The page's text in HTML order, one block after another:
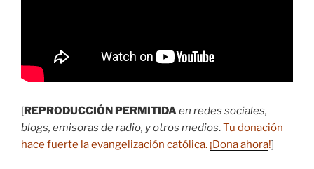
[REPRODUCCIÓN PERMITIDAen redes sociales,
blogs, emisoras de radio, y otros medios.Tu donación
hace fuerte la evangelización católica. ¡Dona ahora!]